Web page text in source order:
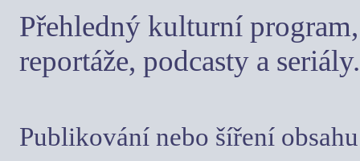
Přehledný kulturní
reportáže, podcasty a seriály.
Publikování nebo šíření